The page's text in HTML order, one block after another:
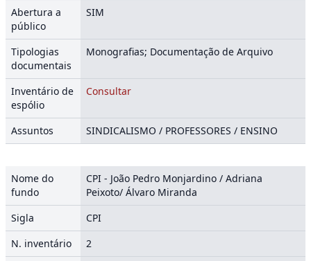
Abertura a
público
SIM
Tipologias
documentais
Monografias; Documentação de Arquivo
Inventário de
espólio
Consultar
Assuntos SINDICALISMO / PROFESSORES / ENSINO
Nome do
fundo
CPI - João Pedro Monjardino / Adriana
Peixoto/ Álvaro Miranda
Sigla
CPI
N. inventário
2